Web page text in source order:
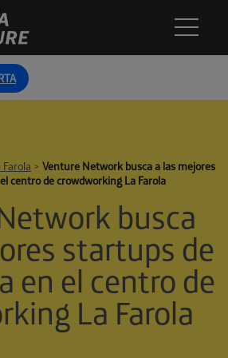
> Venture Network busca a las mejores
centro de crowdworking La Farola
busca
startups de
en el centro de
La Farola